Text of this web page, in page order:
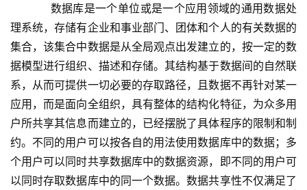
数据库是一个单位或是一个应用领域的通用数据处
理系统，存储有企业和事业部门、团体和个人的有关数据的
集合，该集合中数据是从全局观点出发建立的，按一定的数
据模型进行组织、描述和存储。其结构基于数据间的自然联
系，从而可提供一切必要的存取路径，且数据不再针对某一
应用，而是面向全组织，具有整体的结构化特征，为众多用
户所共享其信息而建立的，已经摆脱了具体程序的限制和制
约。不同的用户可以按各自的用法使用数据库中的数据；多
个用户可以同时共享数据库中的数据资源，即不同的用户可
以同时存取数据库中的同一个数据。数据共享性不仅满足了